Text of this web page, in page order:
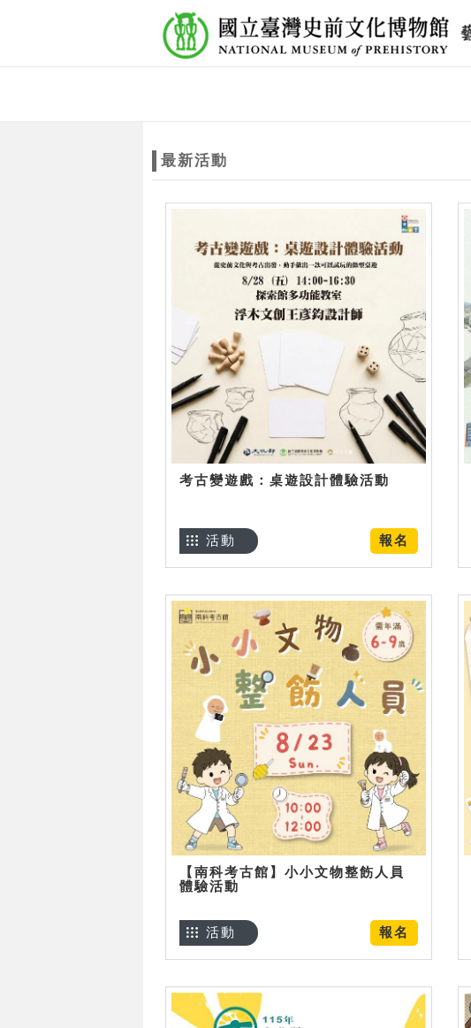
最新活動
考古變遊戲：桌遊設計體驗活動
報名
活動
【南科考古館】小小文物整飭人員
體驗活動
報名
活動